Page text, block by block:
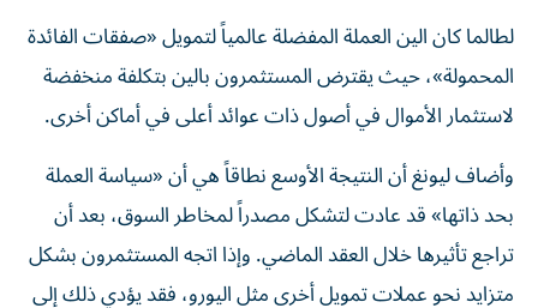
لطالما كان الين العملة المفضلة عالمياً لتمويل «صفقات الفائدة
المحمولة»، حيث يقترض المستثمرون بالين بتكلفة منخفضة
لاستثمار الأموال في أصول ذات عوائد أعلى في أماكن أخرى.
وأضاف ليونغ أن النتيجة الأوسع نطاقاً هي أن «سياسة العملة
بحد ذاتها» قد عادت لتشكل مصدراً لمخاطر السوق، بعد أن
تراجع تأثيرها خلال العقد الماضي. وإذا اتجه المستثمرون بشكل
متزايد نحو عملات تمويل أخرى مثل اليورو، فقد يؤدي ذلك إلى